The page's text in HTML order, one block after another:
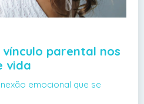
parental nos
vida
emocional que se